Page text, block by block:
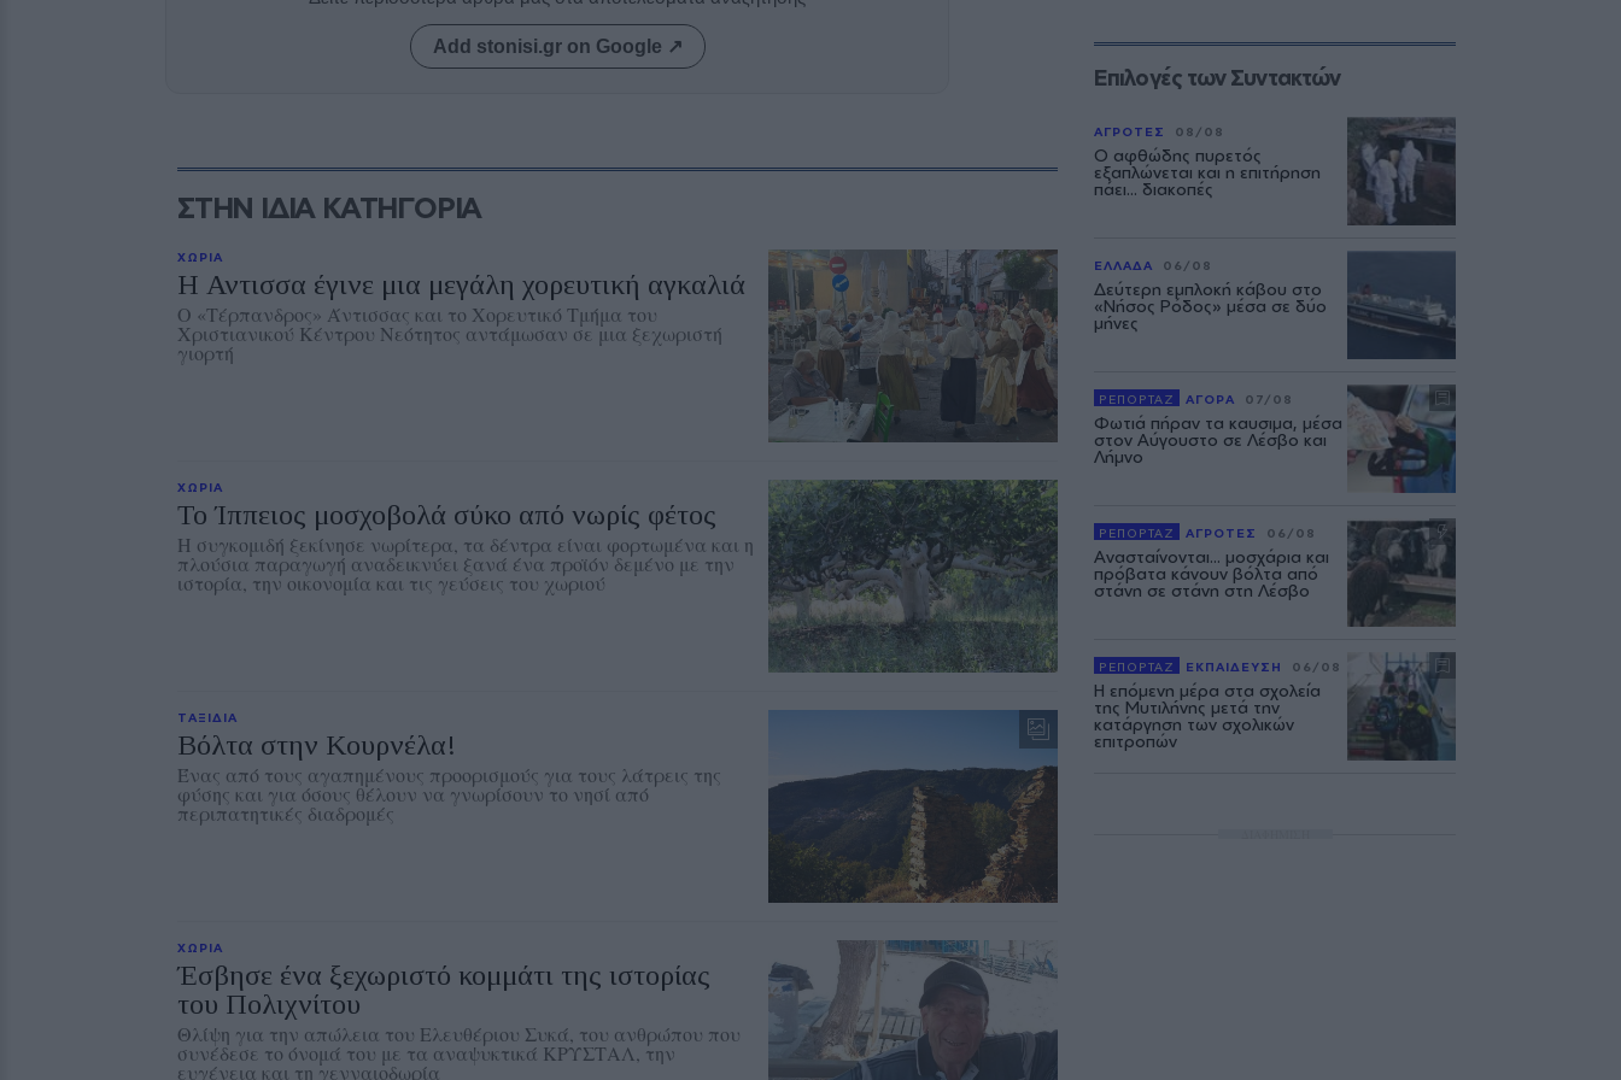
Add stonisi.gr on Google ↗
ΣΤΗΝ ΙΔΙΑ ΚΑΤΗΓΟΡΙΑ
ΧΩΡΙΑ
Η Αντισσα έγινε μια μεγάλη χορευτική αγκαλιά
Ο «Τέρπανδρος» Άντισσας και το Χορευτικό Τμήμα του
Χριστιανικού Κέντρου Νεότητος αντάμωσαν σε μια ξεχωριστή
γιορτή
ΧΩΡΙΑ
Το Ίππειος μοσχοβολά σύκο από νωρίς φέτος
Η συγκομιδή ξεκίνησε νωρίτερα, τα δέντρα είναι φορτωμένα και η
πλούσια παραγωγή αναδεικνύει ξανά ένα προϊόν δεμένο με την
ιστορία, την οικονομία και τις γεύσεις του χωριού
ΤΑΞΙΔΙΑ
Βόλτα στην Κουρνέλα!
Ένας από τους αγαπημένους προορισμούς για τους λάτρεις της
φύσης και για όσους θέλουν να γνωρίσουν το νησί από
περιπατητικές διαδρομές
ΧΩΡΙΑ
Έσβησε ένα ξεχωριστό κομμάτι της ιστορίας
του Πολιχνίτου
Θλίψη για την απώλεια του Ελευθέριου Συκά, του ανθρώπου που
συνέδεσε το όνομά του με τα αναψυκτικά ΚΡΥΣΤΑΛ, την
ευγένεια και τη γενναιοδωρία
Επιλογές των Συντακτών
ΑΓΡΟΤΕΣ 08/08
Ο αφθώδης πυρετός
εξαπλώνεται και η επιτήρηση
πάει... διακοπές
ΕΛΛΑΔΑ 06/08
Δεύτερη εμπλοκή κάβου στο
«Νήσος Ρόδος» μέσα σε δύο
μήνες
ΡΕΠΟΡΤΑΖ ΑΓΟΡΑ 07/08
Φωτιά πήραν τα καυσιμα, μέσα
στον Αύγουστο σε Λέσβο και
Λήμνο
ΡΕΠΟΡΤΑΖ ΑΓΡΟΤΕΣ 06/08
Ανασταίνονται... μοσχάρια και
πρόβατα κάνουν βόλτα από
στάνη σε στάνη στη Λέσβο
ΡΕΠΟΡΤΑΖ ΕΚΠΑΙΔΕΥΣΗ 06/08
Η επόμενη μέρα στα σχολεία
της Μυτιλήνης μετά την
κατάργηση των σχολικών
επιτροπών